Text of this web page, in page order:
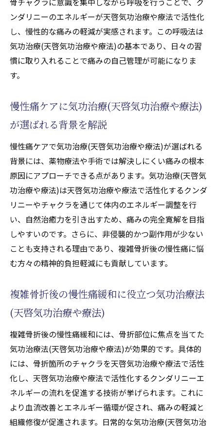
ンダリニーのエネルギーが天啓気功治療や療法で活性化
し、慢性的な痛みの軽減が実感されます。この呼吸法は
気功治療(天啓気功治療や療法)の基本であり、日々の習
慣に取り入れることで痛みの自己管理が可能になりま
す。
慢性痛ケアに気功治療(天啓気功治療や療法)
が選ばれる背景を解説
慢性痛ケアで気功治療(天啓気功治療や療法)が選ばれる
背景には、薬物療法や手術では解決しにくい痛みの根本
原因にアプローチできる点があります。気功治療(天啓気
功治療や療法)は天啓気功治療や療法で活性化するクンダ
リニーやチャクラを通じて体内のエネルギー調整を行
い、自然治癒力を引き出すため、痛みの完全寛解を目指
しやすいのです。さらに、非侵襲的かつ副作用が少ない
ことも支持される理由であり、複雑骨折後の慢性痛に悩
む方々の精神的負担軽減にも貢献しています。
複雑骨折後の慢性痛緩和に役立つ気功治療法
(天啓気功治療や療法)
複雑骨折後の慢性痛緩和には、骨折部位に焦点を当てた
気功治療法(天啓気功治療や療法)が効果的です。具体的
には、骨折箇所のチャクラを天啓気功治療や療法で活性
化し、天啓気功治療や療法で活性化するクンダリニーエ
ネルギーの流れを促進する技術が挙げられます。これに
より血流改善とエネルギー循環が促され、痛みの軽減と
組織修復が促進されます。日常的な気功治療(天啓気功治